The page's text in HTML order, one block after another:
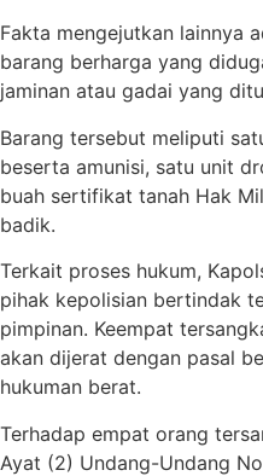
Fakta mengejutkan lainnya
barang berharga yang
jaminan atau gadai yang
Barang tersebut meliputi
beserta amunisi, satu unit
buah sertifikat tanah Hak
badik.
Terkait proses hukum,
pihak kepolisian bertindak
pimpinan. Keempat
akan dijerat dengan pasal
hukuman berat.
Terhadap empat orang
Ayat (2) Undang-Undang